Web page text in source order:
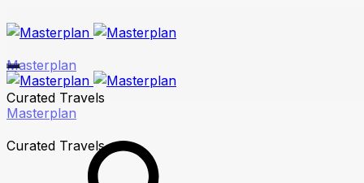
Masterplan
Curated Travels
Masterplan
Curated Travels